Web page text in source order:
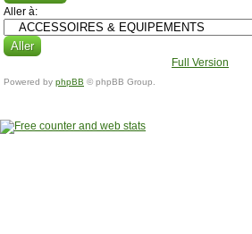
Aller à:
Full Version
Powered by phpBB © phpBB Group.